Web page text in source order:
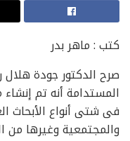
كتب : ماهر بدر
صرح الدكتور جودة
المستدامة أنه تم
فى شتى أنواع الأبحاث
والمجتمعية وغيرها من